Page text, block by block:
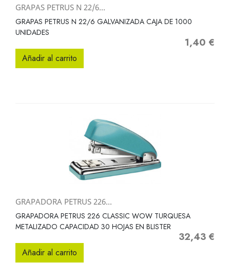
GRAPAS PETRUS N 22/6...
GRAPAS PETRUS N 22/6 GALVANIZADA CAJA DE 1000
UNIDADES
Precio
1,40 €
Añadir al carrito
GRAPADORA PETRUS 226...
GRAPADORA PETRUS 226 CLASSIC WOW TURQUESA
METALIZADO CAPACIDAD 30 HOJAS EN BLISTER
Precio
32,43 €
Añadir al carrito